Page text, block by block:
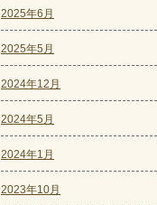
2025年6月
2025年5月
2024年12月
2024年5月
2024年1月
2023年10月